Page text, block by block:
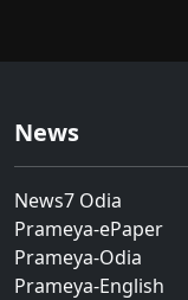
News
News7 Odia
Prameya-ePaper
Prameya-Odia
Prameya-English